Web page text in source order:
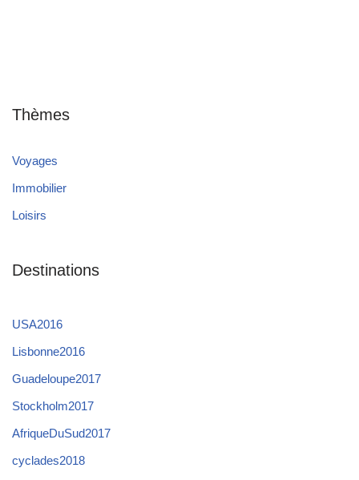
Thèmes
Voyages
Immobilier
Loisirs
Destinations
USA2016
Lisbonne2016
Guadeloupe2017
Stockholm2017
AfriqueDuSud2017
cyclades2018